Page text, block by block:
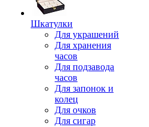
Шкатулки
Для украшений
Для хранения
часов
Для подзавода
часов
Для запонок и
колец
Для очков
Для сигар